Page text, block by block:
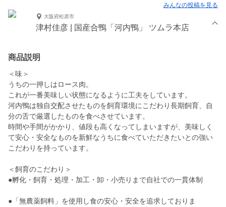
みんなの投稿を見る
大阪府松原市
津村佳彦 | 国産合鴨「河内鴨」 ツムラ本店
商品説明
＜味＞
うちの一押しはロース肉。
これが一番美味しい状態になるように工夫をしています。
河内鴨は独自交配させたものを飼育環境にこだわり長期飼育、自
分の舌で厳選したものを食べさせています。
時間や手間がかかり、値段も高くなってしまいますが、美味しく
て安心・安全なものを新鮮なうちに食べていただきたいとの強い
こだわりを持っています。
＜飼育のこだわり＞
●孵化・飼育・処理・加工・卸・小売りまで自社での一貫体制
●「無農薬飼料」を使用し食の安心・安全を追求しておりま